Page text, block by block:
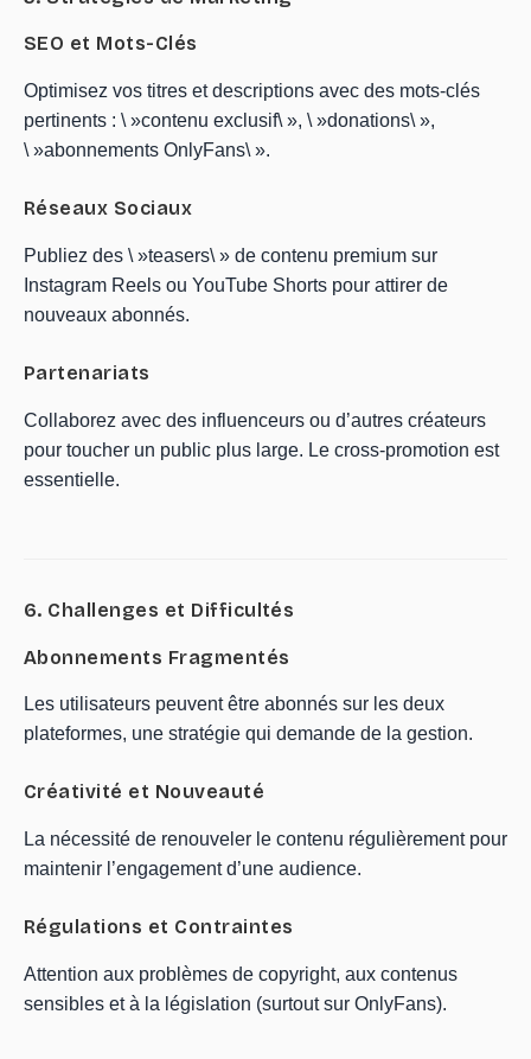
SEO et Mots-Clés
Optimisez vos titres et descriptions avec des mots-clés
pertinents : \ »contenu exclusif\ », \ »donations\ »,
\ »abonnements OnlyFans\ ».
Réseaux Sociaux
Publiez des \ »teasers\ » de contenu premium sur
Instagram Reels ou YouTube Shorts pour attirer de
nouveaux abonnés.
Partenariats
Collaborez avec des influenceurs ou d’autres créateurs
pour toucher un public plus large. Le cross-promotion est
essentielle.
6. Challenges et Difficultés
Abonnements Fragmentés
Les utilisateurs peuvent être abonnés sur les deux
plateformes, une stratégie qui demande de la gestion.
Créativité et Nouveauté
La nécessité de renouveler le contenu régulièrement pour
maintenir l’engagement d’une audience.
Régulations et Contraintes
Attention aux problèmes de copyright, aux contenus
sensibles et à la législation (surtout sur OnlyFans).